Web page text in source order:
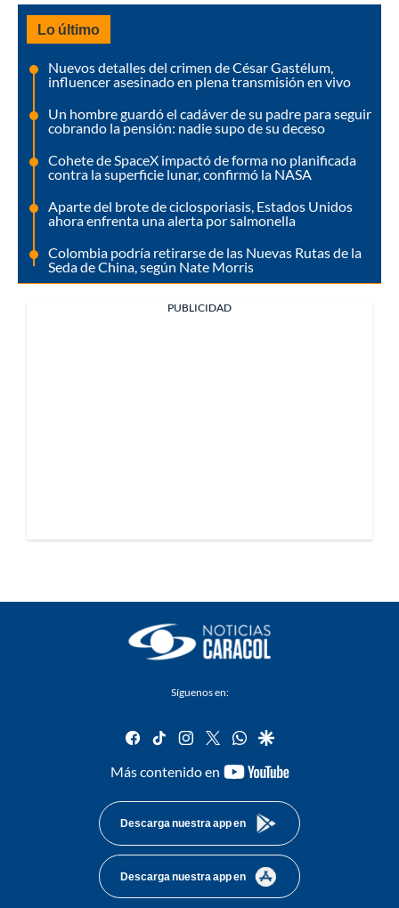
Lo último
Nuevos detalles del crimen de César Gastélum,
influencer asesinado en plena transmisión en vivo
Un hombre guardó el cadáver de su padre para seguir
cobrando la pensión: nadie supo de su deceso
Cohete de SpaceX impactó de forma no planificada
contra la superficie lunar, confirmó la NASA
Aparte del brote de ciclosporiasis, Estados Unidos
ahora enfrenta una alerta por salmonella
Colombia podría retirarse de las Nuevas Rutas de la
Seda de China, según Nate Morris
PUBLICIDAD
Síguenos en:
facebook
tiktok instagram
twitterwhatsapp
google
Más contenido en
youtube-
Descarga nuestra app en
Descarga nuestra app en